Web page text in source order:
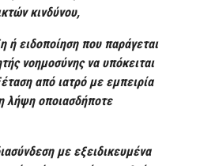
κινδύνου,
ή ειδοποίηση που παράγεται
νοημοσύνης να υπόκειται
από ιατρό με εμπειρία
λήψη οποιασδήποτε
με εξειδικευμένα